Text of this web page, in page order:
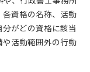
資格の名称、活動
がどの資格に該当
活動範囲外の行動